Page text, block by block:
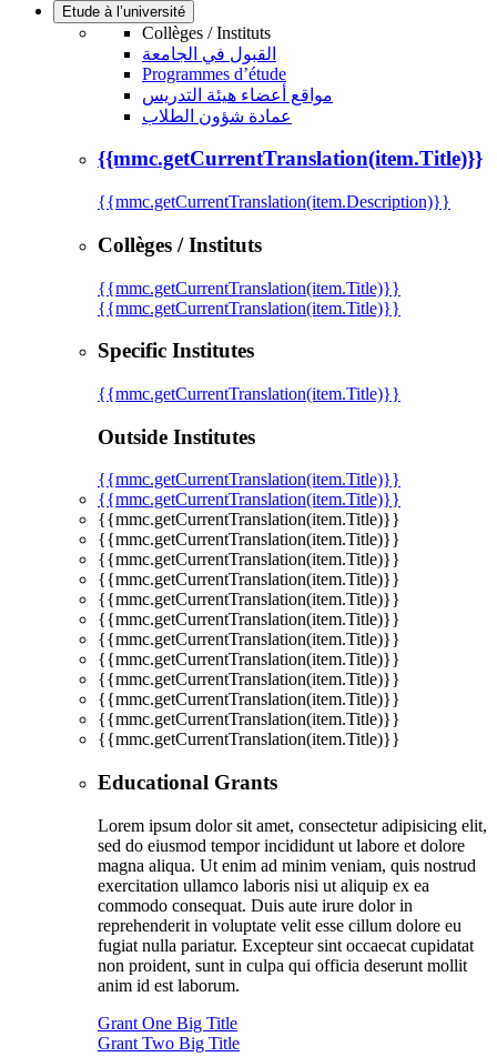
Etude à l’université
Collèges / Instituts
القبول في الجامعة
Programmes d’étude
مواقع أعضاء هيئة التدريس
عمادة شؤون الطلاب
{{mmc.getCurrentTranslation(item.Title)}}
{{mmc.getCurrentTranslation(item.Description)}}
Collèges / Instituts
{{mmc.getCurrentTranslation(item.Title)}}
{{mmc.getCurrentTranslation(item.Title)}}
Specific Institutes
{{mmc.getCurrentTranslation(item.Title)}}
Outside Institutes
{{mmc.getCurrentTranslation(item.Title)}}
{{mmc.getCurrentTranslation(item.Title)}}
{{mmc.getCurrentTranslation(item.Title)}}
{{mmc.getCurrentTranslation(item.Title)}}
{{mmc.getCurrentTranslation(item.Title)}}
{{mmc.getCurrentTranslation(item.Title)}}
{{mmc.getCurrentTranslation(item.Title)}}
{{mmc.getCurrentTranslation(item.Title)}}
{{mmc.getCurrentTranslation(item.Title)}}
{{mmc.getCurrentTranslation(item.Title)}}
{{mmc.getCurrentTranslation(item.Title)}}
{{mmc.getCurrentTranslation(item.Title)}}
{{mmc.getCurrentTranslation(item.Title)}}
{{mmc.getCurrentTranslation(item.Title)}}
Educational Grants
Lorem ipsum dolor sit amet, consectetur adipisicing elit,
sed do eiusmod tempor incididunt ut labore et dolore
magna aliqua. Ut enim ad minim veniam, quis nostrud
exercitation ullamco laboris nisi ut aliquip ex ea
commodo consequat. Duis aute irure dolor in
reprehenderit in voluptate velit esse cillum dolore eu
fugiat nulla pariatur. Excepteur sint occaecat cupidatat
non proident, sunt in culpa qui officia deserunt mollit
anim id est laborum.
Grant One Big Title
Grant Two Big Title